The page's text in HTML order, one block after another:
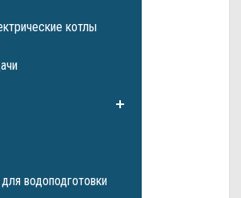
котлы
водоподготовки